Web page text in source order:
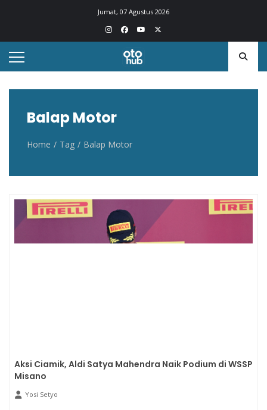
Jumat, 07 Agustus 2026
Otohub.co
Portal berita otomotif Indonesia terkini
Balap Motor
Home Tag Balap Motor
Aksi Ciamik, Aldi Satya Mahendra Naik Podium di WSSP
Misano
Yosi Setyo